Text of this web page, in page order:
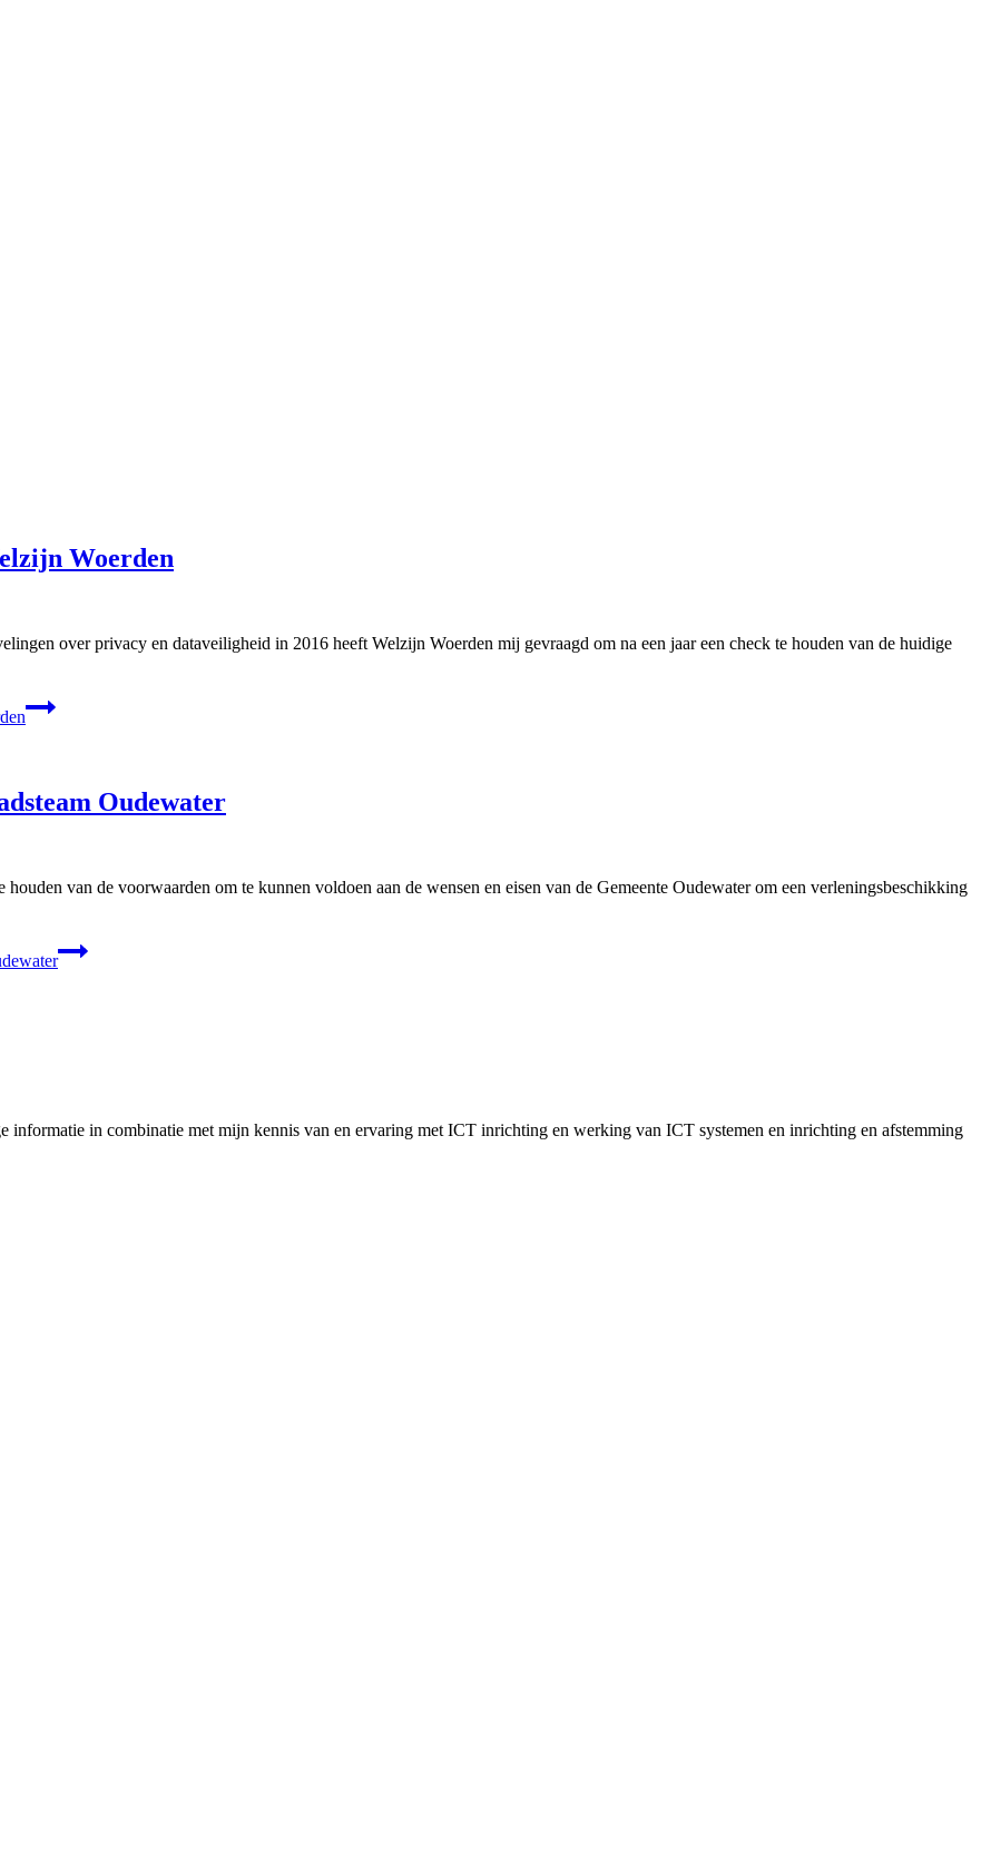
Woerden
over privacy en dataveiligheid in 2016 heeft Welzijn Woerden mij gevraagd om na een jaar een check te houden van de huidige
Oudewater
van de voorwaarden om te kunnen voldoen aan de wensen en eisen van de Gemeente Oudewater om een verleningsbeschikking
informatie in combinatie met mijn kennis van en ervaring met ICT inrichting en werking van ICT systemen en inrichting en afstemming